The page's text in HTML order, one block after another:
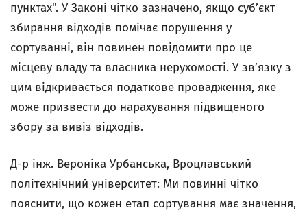
пунктах". У Законі чітко зазначено, якщо суб’єкт
збирання відходів помічає порушення у
сортуванні, він повинен повідомити про це
місцеву владу та власника нерухомості. У зв’язку з
цим відкривається податкове провадження, яке
може призвести до нарахування підвищеного
збору за вивіз відходів.
Д-р інж. Вероніка Урбанська, Вроцлавський
політехнічний університет: Ми повинні чітко
пояснити, що кожен етап сортування має значення,